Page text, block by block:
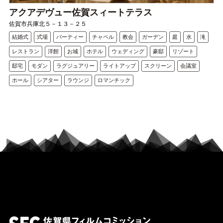
アクアデヴュー佐賀スィートテラス
佐賀市兵庫北５－１３－２５
結婚式 式場 パーティー チャペル 教会 ガーデン 庭 水 滝
レストラン 洋館 お城 ホテル ウェディング 豪邸 リゾート
邸宅 モダン ラグジュアリー ライトアップ スクリーン 会議室
ホール シアター ラウンジ ロマンチック